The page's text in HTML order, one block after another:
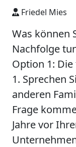
Friedel Mies
Was können
Nachfolge
Option 1:
1. Sprechen
anderen
Frage
Jahre vor